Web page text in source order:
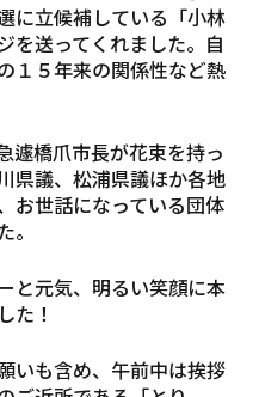
に立候補している「小林
を送ってくれました。自
１５年来の関係性など熱
遽橋爪市長が花束を持っ
県議、松浦県議ほか各地
お世話になっている団体
と元気、明るい笑顔に本
た！
いも含め、午前中は挨拶